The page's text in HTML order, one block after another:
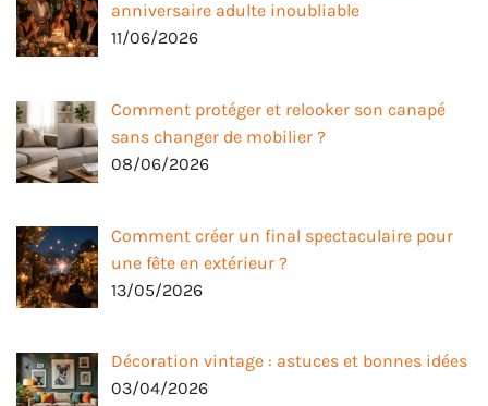
anniversaire adulte inoubliable
11/06/2026
Comment protéger et relooker son canapé
sans changer de mobilier ?
08/06/2026
Comment créer un final spectaculaire pour
une fête en extérieur ?
13/05/2026
Décoration vintage : astuces et bonnes idées
03/04/2026